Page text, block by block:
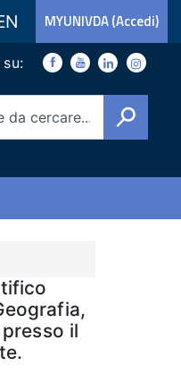
MYUNIVDA (Accedi)
su: Facebook
YoutubeYoutube
il